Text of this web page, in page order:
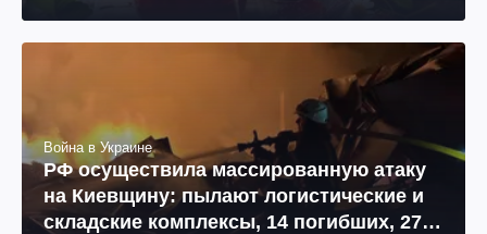
Война в Украине
РФ осуществила массированную атаку
на Киевщину: пылают логистические и
складские комплексы, 14 погибших, 27